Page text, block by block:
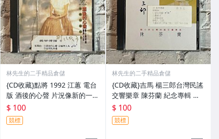
林先生的二手精品倉儲
{CD收藏}點將 1992 江蕙 電台
版 酒後的心聲 片況像新的一樣
歌詞封面漂亮 外殼如圖
$ 100
競標
林先生的二手精品倉儲
{CD收藏}吉馬 楊三郎台灣民謠
交響樂章 陳芬蘭 紀念專輯 樣
品 電台版 望你早歸 片況像新
的一樣 歌詞封面漂亮 外殼如圖
$ 100
競標